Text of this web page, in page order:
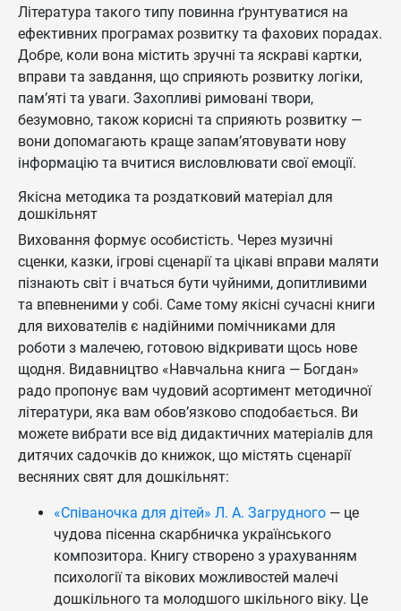
Література такого типу повинна ґрунтуватися на
ефективних програмах розвитку та фахових порадах.
Добре, коли вона містить зручні та яскраві картки,
вправи та завдання, що сприяють розвитку логіки,
пам’яті та уваги. Захопливі римовані твори,
безумовно, також корисні та сприяють розвитку —
вони допомагають краще запам’ятовувати нову
інформацію та вчитися висловлювати свої емоції.
Якісна методика та роздатковий матеріал для
дошкільнят
Виховання формує особистість. Через музичні
сценки, казки, ігрові сценарії та цікаві вправи маляти
пізнають світ і вчаться бути чуйними, допитливими
та впевненими у собі. Саме тому якісні сучасні книги
для вихователів є надійними помічниками для
роботи з малечею, готовою відкривати щось нове
щодня. Видавництво «Навчальна книга — Богдан»
радо пропонує вам чудовий асортимент методичної
літератури, яка вам обов’язково сподобається. Ви
можете вибрати все від дидактичних матеріалів для
дитячих садочків до книжок, що містять сценарії
весняних свят для дошкільнят:
«Співаночка для дітей» Л. А. Загрудного — це
чудова пісенна скарбничка українського
композитора. Книгу створено з урахуванням
психології та вікових можливостей малечі
дошкільного та молодшого шкільного віку. Це